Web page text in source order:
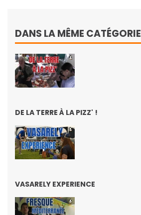
DANS LA MÊME CATÉGORIE
DE LA TERRE À LA PIZZ' !
VASARELY EXPERIENCE